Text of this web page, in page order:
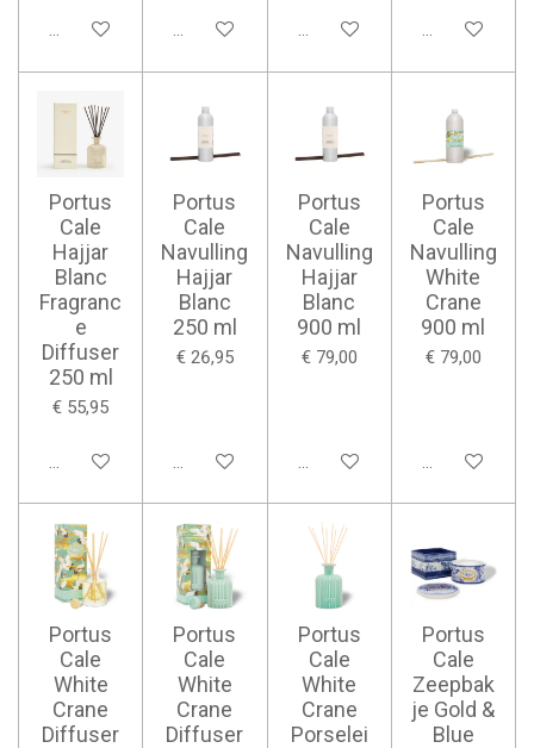
Bekijk details Bekijk details Bekijk details Bekijk details
Portus
Cale
Hajjar
Blanc
Fragranc
e
Diffuser
250 ml
€ 55,95
Bekijk details
Portus
Cale
Navulling
Hajjar
Blanc
250 ml
€ 26,95
Bekijk details
Portus
Cale
Navulling
Hajjar
Blanc
900 ml
€ 79,00
Bekijk details
Portus
Cale
Navulling
White
Crane
900 ml
€ 79,00
Bekijk details
Portus
Cale
White
Crane
Diffuser
Portus
Cale
White
Crane
Diffuser
Portus
Cale
White
Crane
Porselei
Portus
Cale
Zeepbak
je Gold &
Blue